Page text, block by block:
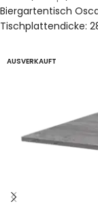
Biergartentisch
Tischplattendicke:
AUSVERKAUFT